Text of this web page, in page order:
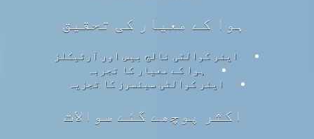
ہوا کے معیار کی تحقیق
ایئر کوالٹی نالج بیس اور آرٹیکلز
ہوا کے معیار کا تجربہ
ایئر کوالٹی سینسرز کا تجزیہ
اکثر پوچھے گئے سوالات